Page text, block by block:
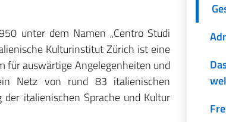
unter dem Namen „Centro Studi
Kulturinstitut Zürich ist eine
auswärtige Angelegenheiten und
Netz von rund 83 italienischen
italienischen Sprache und Kultur